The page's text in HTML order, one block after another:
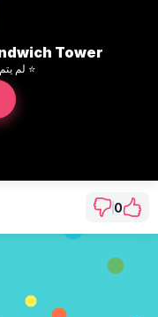
Tower
⭐ لم يتم
0